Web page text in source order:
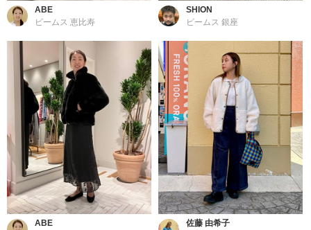
ABE
ビームス 恵比寿
SHION
ビームス 銀座
ABE
佐藤 由希子